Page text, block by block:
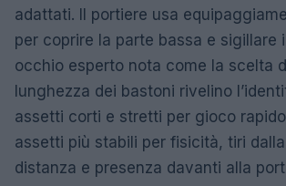
adattati. Il portiere usa
per coprire la parte bassa e sigillare il
occhio esperto nota come la scelta
lunghezza dei bastoni rivelino
assetti corti e stretti per gioco
assetti più stabili per fisicità, tiri
distanza e presenza davanti alla